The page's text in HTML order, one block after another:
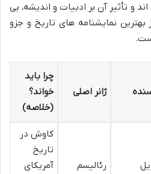
و تأثیر آن بر ادبیات و اندیشه، بی
نمایشنامه های تاریخ و جزو
ژانر اصلی
چرا باید
خواند؟
(خلاصه)
رئالیسم
کاوش در
تاریخ
آمریکای